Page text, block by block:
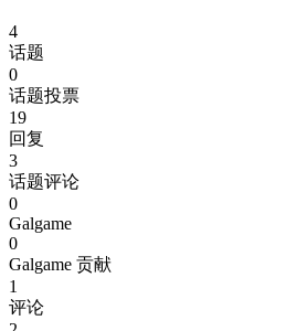
4
话题
0
话题投票
19
回复
3
话题评论
0
Galgame
0
Galgame 贡献
1
评论